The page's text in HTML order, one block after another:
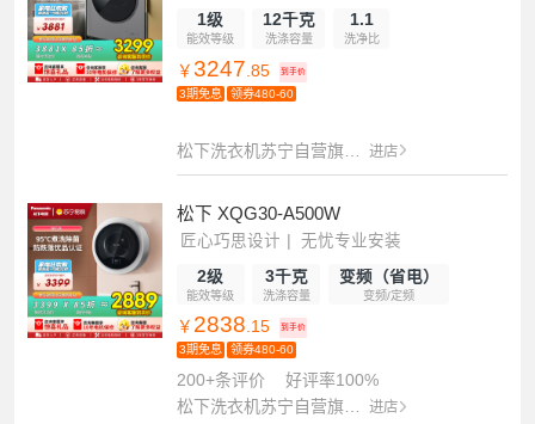
1级
能效等级
12千克
洗涤容量
1.1
洗净比
￥ 3247 .85 到手价
3期免息 领券480-60
松下洗衣机苏宁自营旗舰店 进店
松下 XQG30-A500W
匠心巧思设计
无忧专业安装
2级
能效等级
3千克
洗涤容量
变频（省电）
变频/定频
￥ 2838.15 到手价
3期免息 领券480-60
200+条评价
好评率100%
松下洗衣机苏宁自营旗舰店
进店